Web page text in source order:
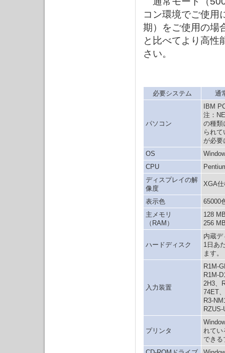
コン環境でご使用
期）をご使用の場
と比べてより高性
さい。
必要システム 通
パソコン
IBM
注：
の種類
られ
が必要
OS
CPU
ディスプレイの解
像度
XGA
表示色
65000
主メモリ
（RAM）
128
256
ハードディスク
内蔵デ
1日あ
ます。
入力装置
R1M-
R1M-
2H3、
74ET
R3-
RZUS-
プリンタ
れてい
できる